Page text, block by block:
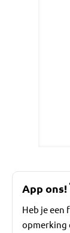
App ons!
Heb je een
opmerking